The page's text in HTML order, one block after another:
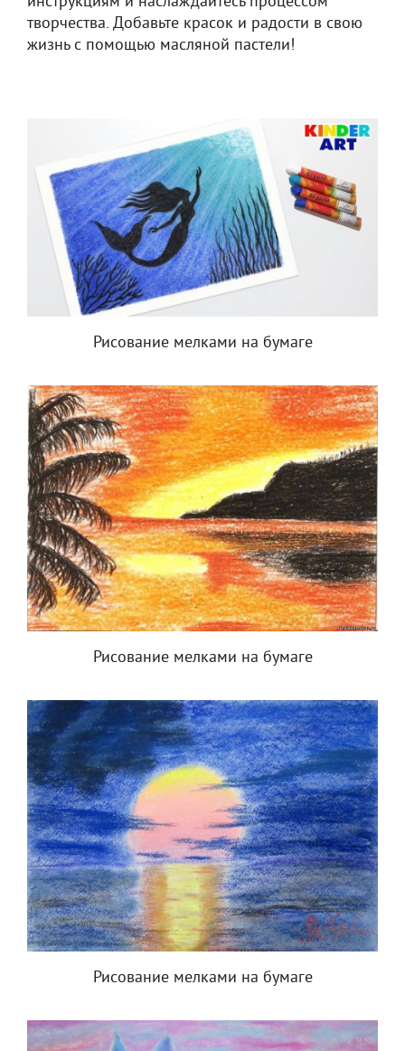
творчества. Добавьте красок и радости в свою
жизнь с помощью масляной пастели!
Рисование мелками на бумаге
Рисование мелками на бумаге
Рисование мелками на бумаге